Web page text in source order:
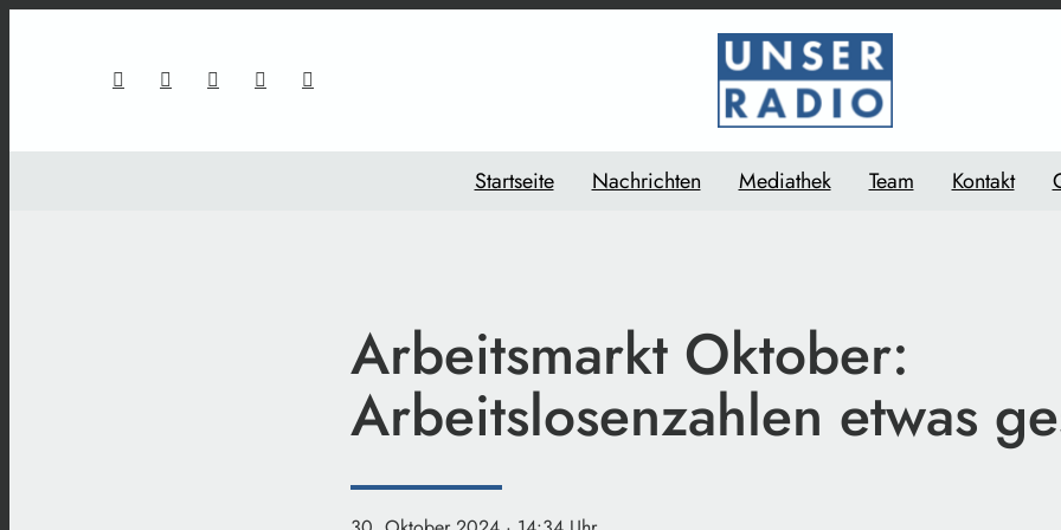
Startseite Nachrichten Mediathek Team Kontakt
Arbeitsmarkt Oktober:
Arbeitslosenzahlen etwas